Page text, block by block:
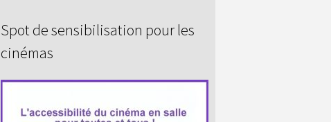
Spot de sensibilisation pour les
cinémas